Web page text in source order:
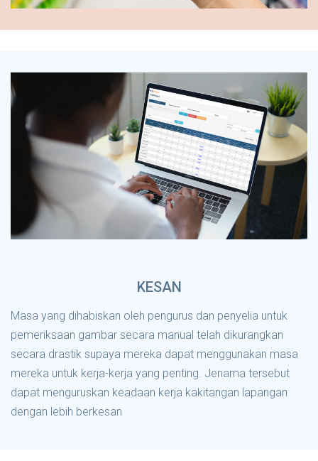
KESAN
Masa yang dihabiskan oleh pengurus dan penyelia untuk
pemeriksaan gambar secara manual telah dikurangkan
secara drastik supaya mereka dapat menggunakan masa
mereka untuk kerja-kerja yang penting. Jenama tersebut
dapat menguruskan keadaan kerja kakitangan lapangan
dengan lebih berkesan